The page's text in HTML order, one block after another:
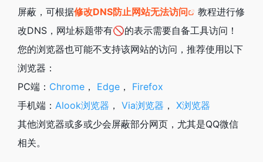
屏蔽，可根据修改DNS防止网站无法访问
教程进行修
改DNS，网址标题带有🚫的表示需要自备工具访问！
您的浏览器也可能不支持该网站的访问，推荐使用以下
浏览器：
PC端： Chrome ， Edge ， Firefox
手机端： Alook浏览器 ， Via浏览器 ， X浏览器
其他浏览器或多或少会屏蔽部分网页，尤其是QQ微信
相关。